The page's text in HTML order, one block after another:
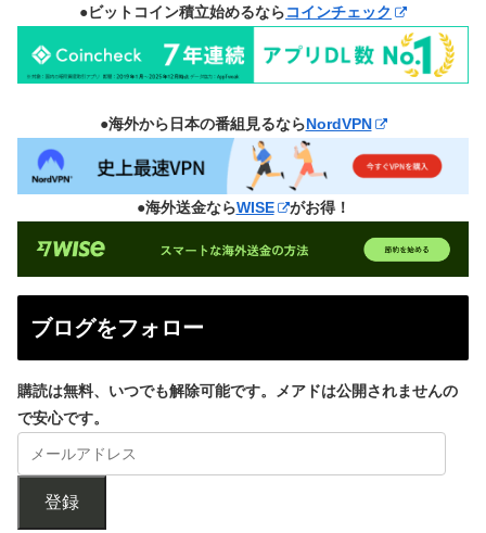
●ビットコイン積立始めるならコインチェック
●海外から日本の番組見るならNordVPN
●海外送金ならWISE がお得！
ブログをフォロー
購読は無料、いつでも解除可能です。メアドは公開されませんの
で安心です。
登録